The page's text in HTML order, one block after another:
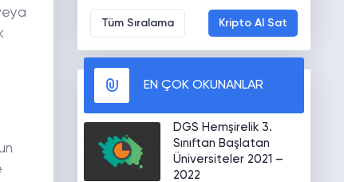
Tüm Sıralama Kripto Al Sat
EN ÇOK OKUNANLAR
DGS Hemşirelik 3.
Sınıftan Başlatan
Üniversiteler 2021 –
2022